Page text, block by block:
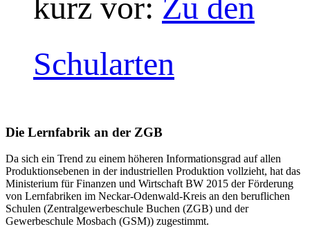
Schularten
Die Lernfabrik an der ZGB
Da sich ein Trend zu einem höheren Informationsgrad auf allen
Produktionsebenen in der industriellen Produktion vollzieht, hat das
Ministerium für Finanzen und Wirtschaft BW 2015 der Förderung
von Lernfabriken im Neckar-Odenwald-Kreis an den beruflichen
Schulen (Zentralgewerbeschule Buchen (ZGB) und der
Gewerbeschule Mosbach (GSM)) zugestimmt.